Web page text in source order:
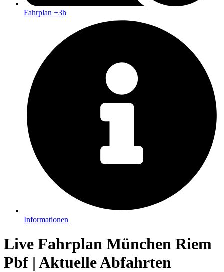
Fahrplan +3h
Informationen
Live Fahrplan München Riem
Pbf | Aktuelle Abfahrten